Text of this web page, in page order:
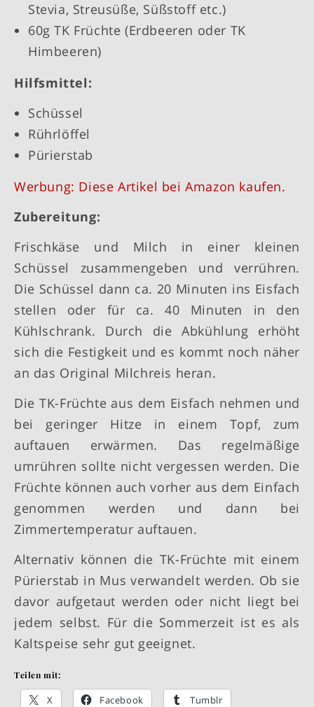
Stevia, Streusüße, Süßstoff etc.)
60g TK Früchte (Erdbeeren oder TK
Himbeeren)
Hilfsmittel:
Schüssel
Rührlöffel
Pürierstab
Werbung: Diese Artikel bei Amazon kaufen.
Zubereitung:
Frischkäse und Milch in einer kleinen
Schüssel zusammengeben und verrühren.
Die Schüssel dann ca. 20 Minuten ins Eisfach
stellen oder für ca. 40 Minuten in den
Kühlschrank. Durch die Abkühlung erhöht
sich die Festigkeit und es kommt noch näher
an das Original Milchreis heran.
Die TK-Früchte aus dem Eisfach nehmen und
bei geringer Hitze in einem Topf, zum
auftauen erwärmen. Das regelmäßige
umrühren sollte nicht vergessen werden. Die
Früchte können auch vorher aus dem Einfach
genommen werden und dann bei
Zimmertemperatur auftauen.
Alternativ können die TK-Früchte mit einem
Pürierstab in Mus verwandelt werden. Ob sie
davor aufgetaut werden oder nicht liegt bei
jedem selbst. Für die Sommerzeit ist es als
Kaltspeise sehr gut geeignet.
Teilen mit:
X Facebook Tumblr